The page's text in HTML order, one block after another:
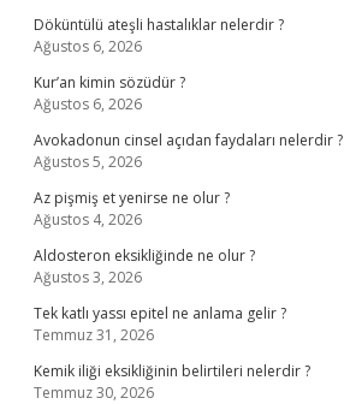
Döküntülü ateşli hastalıklar nelerdir ?
Ağustos 6, 2026
Kur’an kimin sözüdür ?
Ağustos 6, 2026
Avokadonun cinsel açıdan faydaları nelerdir ?
Ağustos 5, 2026
Az pişmiş et yenirse ne olur ?
Ağustos 4, 2026
Aldosteron eksikliğinde ne olur ?
Ağustos 3, 2026
Tek katlı yassı epitel ne anlama gelir ?
Temmuz 31, 2026
Kemik iliği eksikliğinin belirtileri nelerdir ?
Temmuz 30, 2026